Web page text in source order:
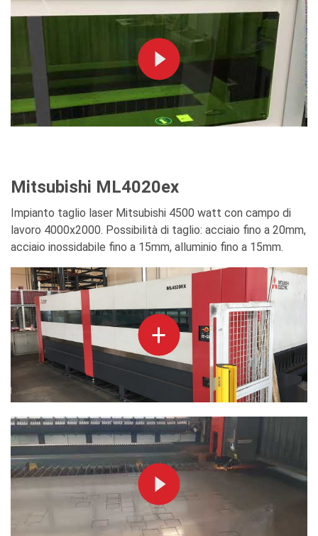
Mitsubishi ML4020ex
Impianto taglio laser Mitsubishi 4500 watt con campo di
lavoro 4000x2000. Possibilità di taglio: acciaio fino a 20mm,
acciaio inossidabile fino a 15mm, alluminio fino a 15mm.